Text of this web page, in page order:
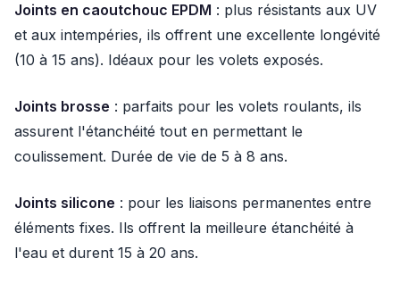
Joints en caoutchouc EPDM : plus résistants aux UV
et aux intempéries, ils offrent une excellente longévité
(10 à 15 ans). Idéaux pour les volets exposés.
Joints brosse : parfaits pour les volets roulants, ils
assurent l'étanchéité tout en permettant le
coulissement. Durée de vie de 5 à 8 ans.
Joints silicone : pour les liaisons permanentes entre
éléments fixes. Ils offrent la meilleure étanchéité à
l'eau et durent 15 à 20 ans.